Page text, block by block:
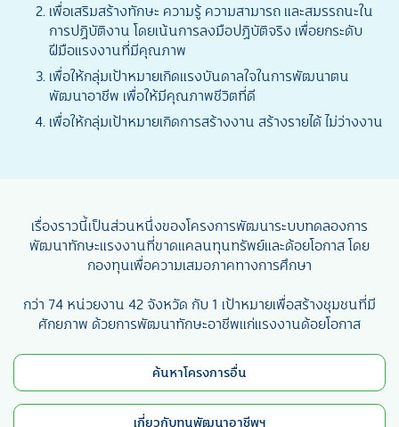
เพื่อเสริมสร้างทักษะ ความรู้ ความสามารถ และสมรรถนะใน
การปฏิบัติงาน โดยเน้นการลงมือปฏิบัติจริง เพื่อยกระดับ
ฝีมือแรงงานที่มีคุณภาพ
เพื่อให้กลุ่มเป้าหมายเกิดแรงบันดาลใจในการพัฒนาตน
พัฒนาอาชีพ เพื่อให้มีคุณภาพชีวิตที่ดี
เพื่อให้กลุ่มเป้าหมายเกิดการสร้างงาน สร้างรายได้ ไม่ว่างงาน
เรื่องราวนี้เป็นส่วนหนึ่งของโครงการพัฒนาระบบทดลองการ
พัฒนาทักษะแรงงานที่ขาดแคลนทุนทรัพย์และด้อยโอกาส โดย
กองทุนเพื่อความเสมอภาคทางการศึกษา
กว่า 74 หน่วยงาน 42 จังหวัด กับ 1 เป้าหมายเพื่อสร้างชุมชนที่มี
ศักยภาพ ด้วยการพัฒนาทักษะอาชีพแก่แรงงานด้อยโอกาส
ค้นหาโครงการอื่น
เกี่ยวกับทุนพัฒนาอาชีพฯ